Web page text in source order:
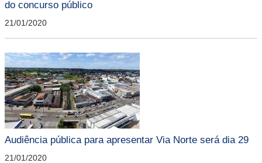
do concurso público
21/01/2020
Audiência pública para apresentar Via Norte será dia 29
21/01/2020